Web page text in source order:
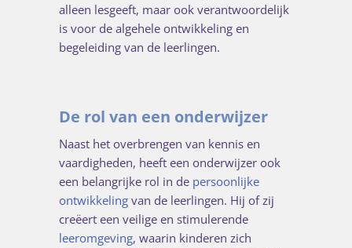
alleen lesgeeft, maar ook verantwoordelijk
is voor de algehele ontwikkeling en
begeleiding van de leerlingen.
De rol van een onderwijzer
Naast het overbrengen van kennis en
vaardigheden, heeft een onderwijzer ook
een belangrijke rol in de persoonlijke
ontwikkeling van de leerlingen. Hij of zij
creëert een veilige en stimulerende
leeromgeving, waarin kinderen zich